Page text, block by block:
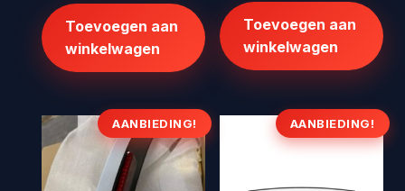
€20.072,00.€139,95.
Toevoegen aan
winkelwagen
€100,00.
Toevoegen aan
winkelwagen
AANBIEDING! AANBIEDING!